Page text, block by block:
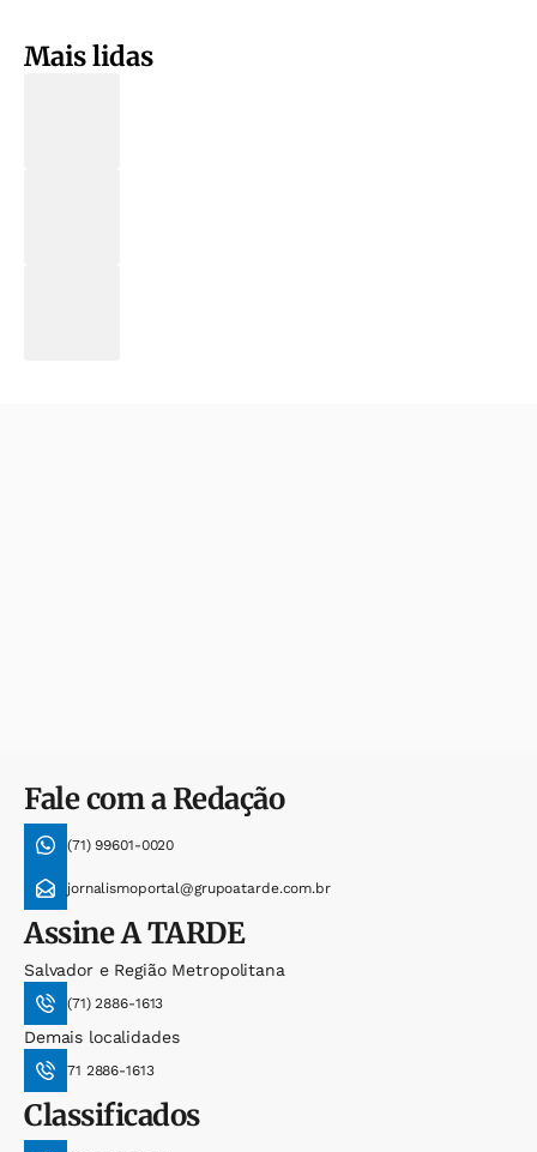
Mais lidas
Fale com a Redação
(71) 99601-0020
jornalismoportal@grupoatarde.com.br
AssineA TARDE
Salvador e Região Metropolitana
(71) 2886-1613
Demais localidades
71 2886-1613
Classificados